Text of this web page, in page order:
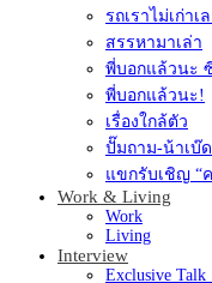
รถเราไม่เก่าเ
สรรหามาเล่า
พี่บอกแล้วนะ
พี่บอกแล้วนะ!
เรื่องใกล้ตัว
ปั๊มถาม-น้าเบ๊
แขกรับเชิญ “
Work & Living
Work
Living
Interview
Exclusive Talk